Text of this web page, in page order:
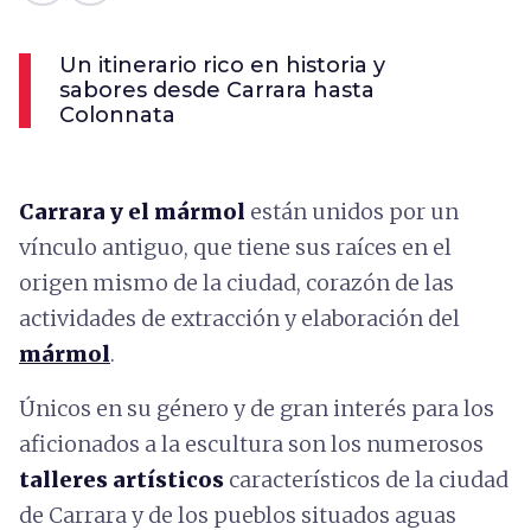
Un itinerario rico en historia y
sabores desde Carrara hasta
Colonnata
Carrara y el mármol están unidos por un
vínculo antiguo, que tiene sus raíces en el
origen mismo de la ciudad, corazón de las
actividades de extracción y elaboración del
mármol.
Únicos en su género y de gran interés para los
aficionados a la escultura son los numerosos
talleres artísticos característicos de la ciudad
de Carrara y de los pueblos situados aguas